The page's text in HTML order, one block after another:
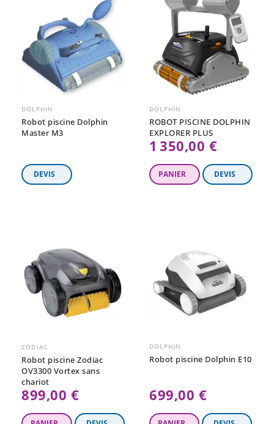
DOLPHIN
Robot piscine Dolphin
Master M3
DOLPHIN
ROBOT PISCINE DOLPHIN
EXPLORER PLUS
1 350,00 €
ZODIAC
Robot piscine Zodiac
OV3300 Vortex sans
chariot
899,00 €
DOLPHIN
Robot piscine Dolphin E10
699,00 €